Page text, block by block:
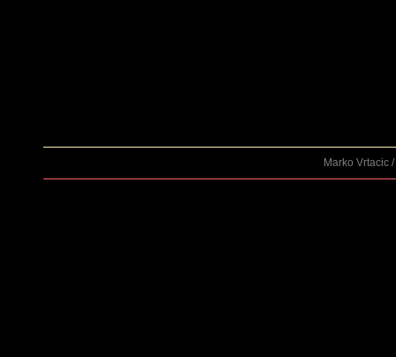
Marko Vrtacic